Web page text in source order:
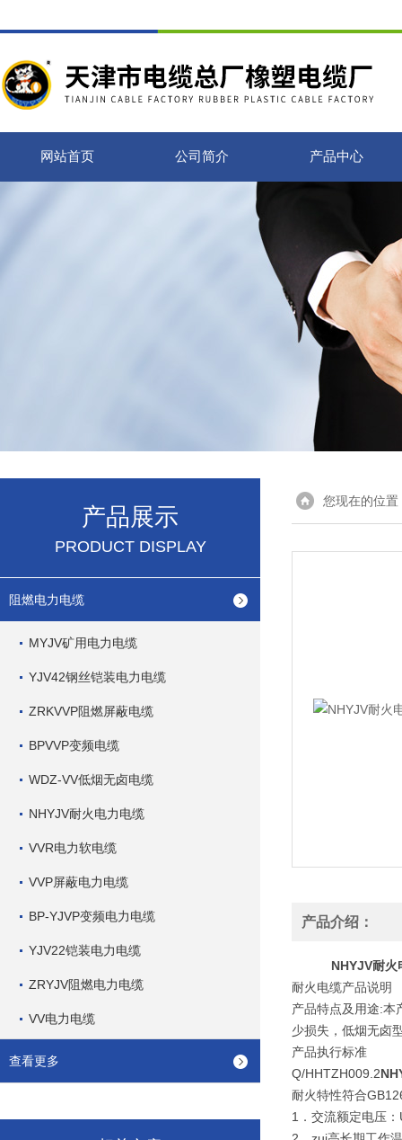
网站首页 公司简介 产品中心
产品展示
PRODUCT DISPLAY
阻燃电力电缆
MYJV矿用电力电缆
YJV42钢丝铠装电力电缆
ZRKVVP阻燃屏蔽电缆
BPVVP变频电缆
WDZ-VV低烟无卤电缆
NHYJV耐火电力电缆
VVR电力软电缆
VVP屏蔽电力电缆
BP-YJVP变频电力电缆
YJV22铠装电力电缆
ZRYJV阻燃电力电缆
VV电力电缆
查看更多
您现在的位置
产品介绍：
NHYJV耐火
耐火电缆产品说明
产品特点及用途:本
少损失，低烟无卤
产品执行标准
Q/HHTZH009.2
耐火特性符合
1．交流额定电压